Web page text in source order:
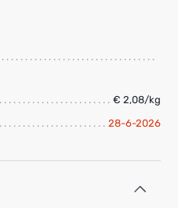
€ 2,08/kg
28-6-2026